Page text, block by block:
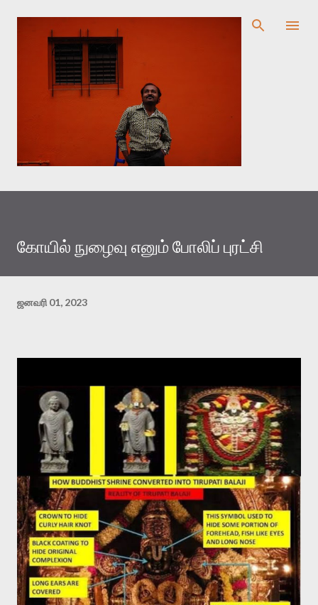
முதன்மை உள்ளடக்கத்திற்குச் செல்
கோயில் நுழைவு எனும் போலிப் புரட்சி
ஜனவரி 01, 2023